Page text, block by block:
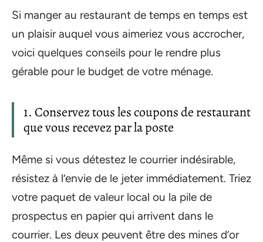
Si manger au restaurant de temps en temps est
un plaisir auquel vous aimeriez vous accrocher,
voici quelques conseils pour le rendre plus
gérable pour le budget de votre ménage.
1. Conservez tous les coupons de restaurant
que vous recevez par la poste
Même si vous détestez le courrier indésirable,
résistez à l’envie de le jeter immédiatement. Triez
votre paquet de valeur local ou la pile de
prospectus en papier qui arrivent dans le
courrier. Les deux peuvent être des mines d’or